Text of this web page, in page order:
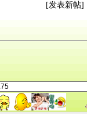
[发表新帖]